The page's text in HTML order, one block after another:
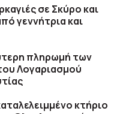
σε Σκύρο και
γεννήτρια και
πληρωμή των
Λογαριασμού
κτήριο